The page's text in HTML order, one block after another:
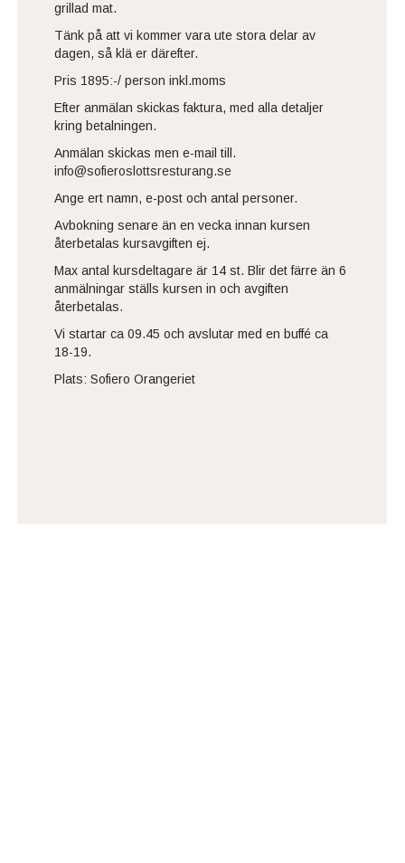
grillad mat.
Tänk på att vi kommer vara ute stora delar av
dagen, så klä er därefter.
Pris 1895:-/ person inkl.moms
Efter anmälan skickas faktura, med alla detaljer
kring betalningen.
Anmälan skickas men e-mail till.
info@sofieroslottsresturang.se
Ange ert namn, e-post och antal personer.
Avbokning senare än en vecka innan kursen
återbetalas kursavgiften ej.
Max antal kursdeltagare är 14 st. Blir det färre än 6
anmälningar ställs kursen in och avgiften
återbetalas.
Vi startar ca 09.45 och avslutar med en buffé ca
18-19.
Plats: Sofiero Orangeriet